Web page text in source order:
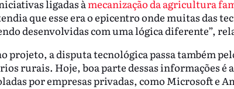
ligadas àmecanização da agricultura
que esse era o epicentro onde muitas das
desenvolvidas com uma lógica diferente”,
projeto, a disputa tecnológica passa também
rurais. Hoje, boa parte dessas informações é
por empresas privadas, como Microsoft e